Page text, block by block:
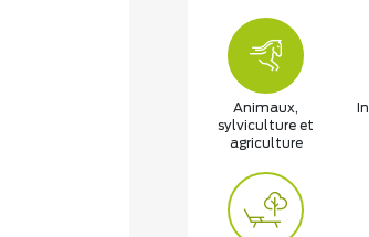
Animaux,
sylviculture et
agriculture